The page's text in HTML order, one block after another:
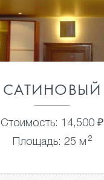
САТИНОВЫЙ
Стоимость: 14,500 ₽
Площадь: 25 м 2